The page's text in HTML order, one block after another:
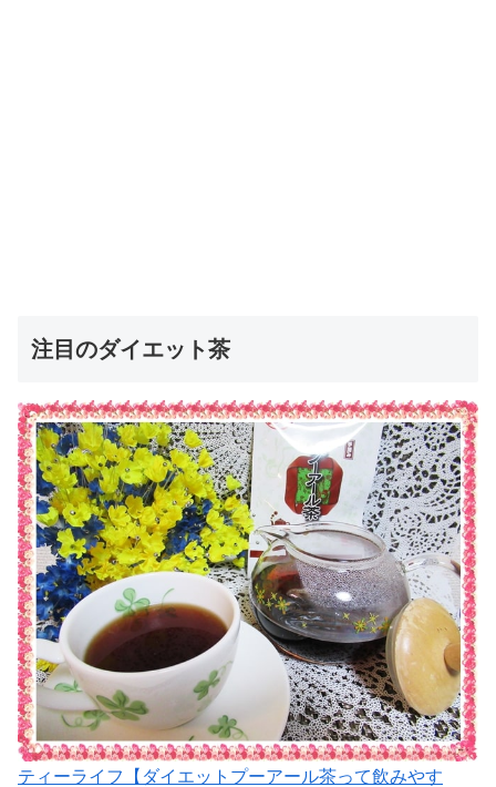
注目のダイエット茶
ティーライフ【ダイエットプーアール茶って飲みやす